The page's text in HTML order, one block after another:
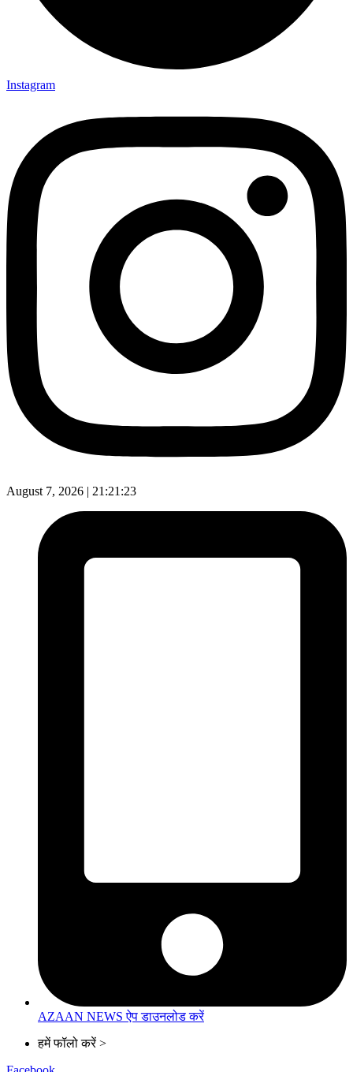
Instagram
August 7, 2026 | 21:21:24
AZAAN NEWS ऐप डाउनलोड करें
हमें फॉलो करें >